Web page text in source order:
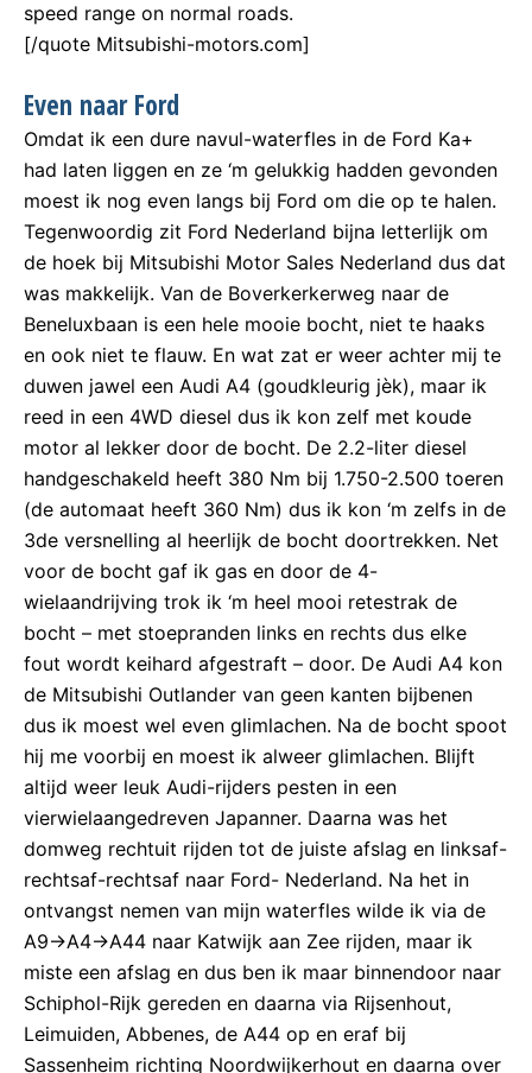
speed range on normal roads.
[/quote Mitsubishi-motors.com]
Even naar Ford
Omdat ik een dure navul-waterfles in de Ford Ka+
had laten liggen en ze ‘m gelukkig hadden gevonden
moest ik nog even langs bij Ford om die op te halen.
Tegenwoordig zit Ford Nederland bijna letterlijk om
de hoek bij Mitsubishi Motor Sales Nederland dus dat
was makkelijk. Van de Boverkerkerweg naar de
Beneluxbaan is een hele mooie bocht, niet te haaks
en ook niet te flauw. En wat zat er weer achter mij te
duwen jawel een Audi A4 (goudkleurig jèk), maar ik
reed in een 4WD diesel dus ik kon zelf met koude
motor al lekker door de bocht. De 2.2-liter diesel
handgeschakeld heeft 380 Nm bij 1.750-2.500 toeren
(de automaat heeft 360 Nm) dus ik kon ‘m zelfs in de
3de versnelling al heerlijk de bocht doortrekken. Net
voor de bocht gaf ik gas en door de 4-
wielaandrijving trok ik ‘m heel mooi retestrak de
bocht – met stoepranden links en rechts dus elke
fout wordt keihard afgestraft – door. De Audi A4 kon
de Mitsubishi Outlander van geen kanten bijbenen
dus ik moest wel even glimlachen. Na de bocht spoot
hij me voorbij en moest ik alweer glimlachen. Blijft
altijd weer leuk Audi-rijders pesten in een
vierwielaangedreven Japanner. Daarna was het
domweg rechtuit rijden tot de juiste afslag en linksaf-
rechtsaf-rechtsaf naar Ford- Nederland. Na het in
ontvangst nemen van mijn waterfles wilde ik via de
A9->A4->A44 naar Katwijk aan Zee rijden, maar ik
miste een afslag en dus ben ik maar binnendoor naar
Schiphol-Rijk gereden en daarna via Rijsenhout,
Leimuiden, Abbenes, de A44 op en eraf bij
Sassenheim richting Noordwijkerhout en daarna over